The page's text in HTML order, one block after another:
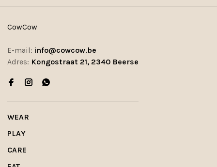
CowCow
E-mail: info@cowcow.be
Adres: Kongostraat 21, 2340 Beerse
WEAR
PLAY
CARE